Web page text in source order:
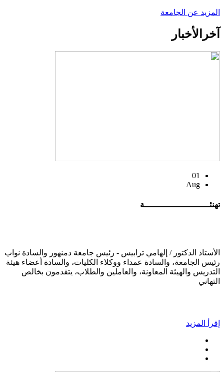
المزيد عن الجامعة
آخر الأخبار
01
Aug
تهنئــــــــــــــــــــــــــة
الأستاذ الدكتور / إلهامي ترابيس - رئيس جامعة دمنهور والسادة نواب
رئيس الجامعة، والسادة عمداء ووكلاء الكليات، والسادة أعضاء هيئة
التدريس والهيئة المعاونة، والعاملين والطلاب، يتقدمون بخالص
التهاني
إقرأ المزيد